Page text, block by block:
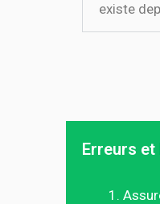
existe
Erreurs et